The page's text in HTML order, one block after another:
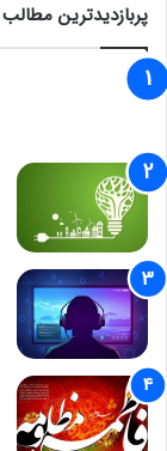
پربازدیدترین مطالب